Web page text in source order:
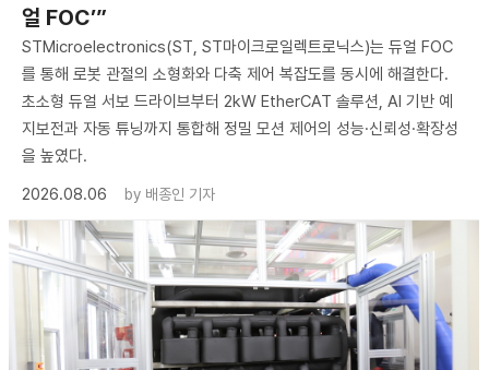
얼 FOC’”
STMicroelectronics(ST, ST마이크로일렉트로닉스)는 듀얼 FOC
를 통해 로봇 관절의 소형화와 다축 제어 복잡도를 동시에 해결한다.
초소형 듀얼 서보 드라이브부터 2kW EtherCAT 솔루션, AI 기반 예
지보전과 자동 튜닝까지 통합해 정밀 모션 제어의 성능·신뢰성·확장성
을 높였다.
2026.08.06
by 배종인 기자